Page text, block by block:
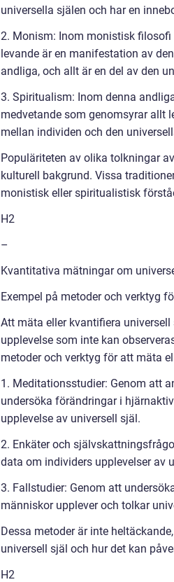
universella själen och har en
2. Monism: Inom monistisk
levande är en manifestation av
andliga, och allt är en del av den
3. Spiritualism: Inom denna
medvetande som genomsyrar allt
mellan individen och den
Populäriteten av olika tolkningar
kulturell bakgrund. Vissa
monistisk eller spiritualistisk
H2
–
Kvantitativa mätningar om
Exempel på metoder och verktyg
Att mäta eller kvantifiera
upplevelse som inte kan
metoder och verktyg för att mäta
1. Meditationsstudier: Genom att
undersöka förändringar i
upplevelse av universell själ.
2. Enkäter och
data om individers upplevelser av
3. Fallstudier: Genom att
människor upplever och tolkar
Dessa metoder är inte
universell själ och hur det kan
H2